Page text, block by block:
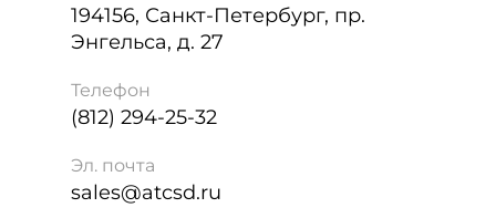
194156, Санкт-Петербург, пр.
Энгельса, д. 27
Телефон
(812) 294-25-32
Эл. почта
sales@atcsd.ru